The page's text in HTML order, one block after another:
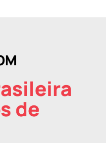
de